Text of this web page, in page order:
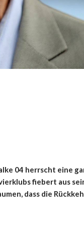
04 herrscht eine
fiebert aus
dass die